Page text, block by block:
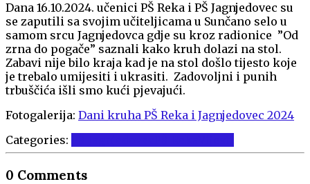
Dana 16.10.2024. učenici PŠ Reka i PŠ Jagnjedovec su
se zaputili sa svojim učiteljicama u Sunčano selo u
samom srcu Jagnjedovca gdje su kroz radionice ”Od
zrna do pogače” saznali kako kruh dolazi na stol.
Zabavi nije bilo kraja kad je na stol došlo tijesto koje
je trebalo umijesiti i ukrasiti. Zadovoljni i punih
trbuščića išli smo kući pjevajući.
Fotogalerija: Dani kruha PŠ Reka i Jagnjedovec 2024
Categories:
0 Comments